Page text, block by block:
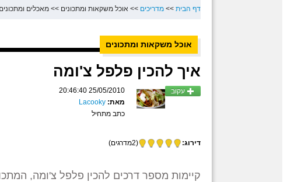
דף הבית >> מדריכים >> אוכל משקאות ומתכונים >> מאכלים ומתכונים
אוכל משקאות ומתכונים
איך להכין פלפל צ'ומה
עקוב
25/05/2010 20:46:40
מאת: Lacooky
כתב מתחיל
דירוג: (2מדרגים)
קיימות מספר דרכים להכין פלפל צ'ומה,